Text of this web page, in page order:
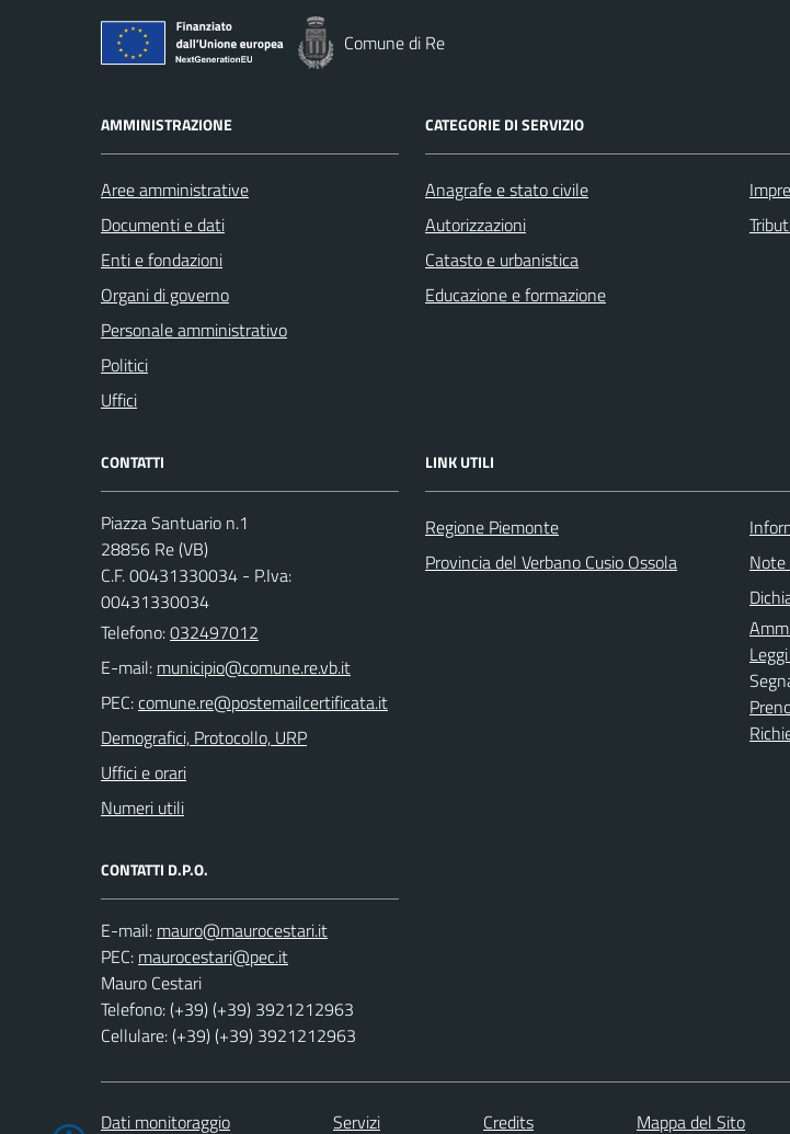
Comune di Re
AMMINISTRAZIONE
Aree amministrative
Documenti e dati
Enti e fondazioni
Organi di governo
Personale amministrativo
Politici
Uffici
CATEGORIE DI SERVIZIO
Anagrafe e stato civile
Autorizzazioni
Catasto e urbanistica
Educazione e formazione
CONTATTI
Piazza Santuario n.1
28856 Re (VB)
C.F. 00431330034 - P.Iva:
00431330034
Telefono:032497012
E-mail:
PEC:
Demografici, Protocollo, URP
Uffici e orari
Numeri utili
CONTATTI D.P.O.
E-mail:
PEC:
Mauro Cestari
Telefono: (+39) (+39) 3921212963
Cellulare: (+39) (+39) 3921212963
LINK UTILI
Regione Piemonte
Provincia del Verbano Cusio Ossola
Dati monitoraggio Servizi Credits Mappa del Sito